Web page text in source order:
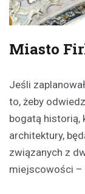
Miasto
Jeśli
to, żeby
bogatą
architektury,
związanych z
miejscowości –